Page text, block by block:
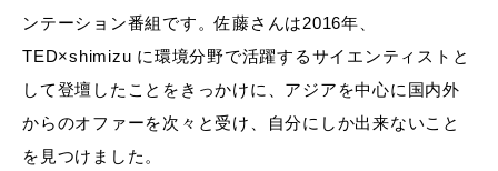
ンテーション番組です。佐藤さんは2016年、
TED×shimizu に環境分野で活躍するサイエンティストと
して登壇したことをきっかけに、アジアを中心に国内外
からのオファーを次々と受け、自分にしか出来ないこと
を見つけました。